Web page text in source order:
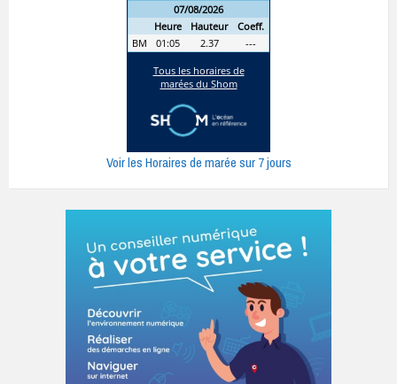
Voir les Horaires de marée sur 7 jours